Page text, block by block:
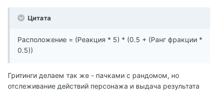
Цитата
Расположение = (Реакция * 5) * (0.5 + (Ранг фракции *
0.5))
Гритинги делаем так же - пачками с рандомом, но
отслеживание действий персонажа и выдача результата